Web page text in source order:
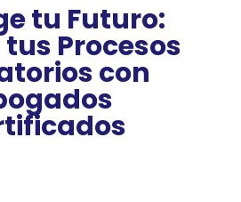
tu Futuro:
tus Procesos
con